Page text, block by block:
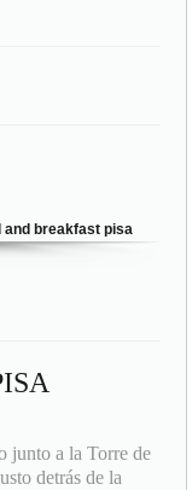
and breakfast pisa
junto a la Torre de
detrás de la